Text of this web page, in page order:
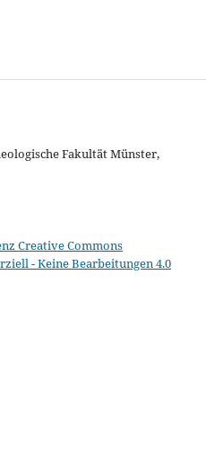
Fakultät Münster,
Creative Commons
- Keine Bearbeitungen 4.0